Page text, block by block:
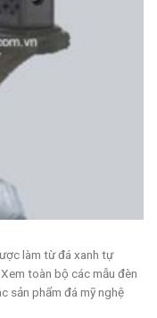
làm từ đá xanh tự
toàn bộ các mẫu đèn
sản phẩm đá mỹ nghệ